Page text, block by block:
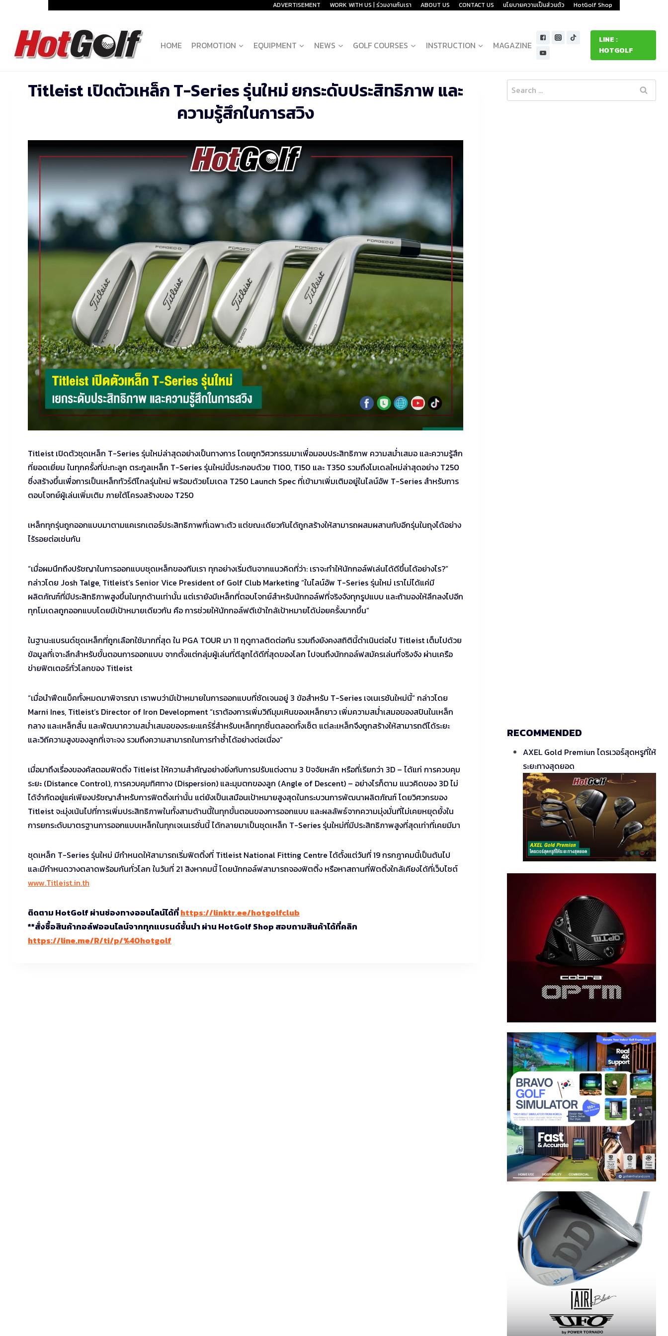
content
ADVERTISEMENT WORK WITH US | ร่วมงานกับเรา ABOUT US CONTACT US นโยบายความเป็นส่วนตัว HotGolf Shop
HOME PROMOTION EQUIPMENT NEWS GOLF COURSES INSTRUCTION MAGAZINE
LINE :
HOTGOLF
Titleist เปิดตัวเหล็ก T-Series รุ่นใหม่ ยกระดับประสิทธิภาพ และ
ความรู้สึกในการสวิง
Titleist เปิดตัวชุดเหล็ก T-Series รุ่นใหม่ล่าสุดอย่างเป็นทางการ โดยถูกวิศวกรรมมาเพื่อมอบประสิทธิภาพ ความสม่ำเสมอ และความรู้สึก
ที่ยอดเยี่ยม ในทุกครั้งที่ปะทะลูก ตระกูลเหล็ก T-Series รุ่นใหม่นี้ประกอบด้วย T100, T150 และ T350 รวมถึงโมเดลใหม่ล่าสุดอย่าง T250
ซึ่งสร้างขึ้นเพื่อการเป็นเหล็กทัวร์ตีไกลรุ่นใหม่ พร้อมด้วยโมเดล T250 Launch Spec ที่เข้ามาเพิ่มเติมอยู่ในไลน์อัพ T-Series สำหรับการ
ตอบโจทย์ผู้เล่นเพิ่มเติม ภายใต้โครงสร้างของ T250
เหล็กทุกรุ่นถูกออกแบบมาตามแคเรกเตอร์ประสิทธิภาพที่เฉพาะตัว แต่ขณะเดียวกันได้ถูกสร้างให้สามารถผสมผสานกับอีกรุ่นในถุงได้อย่าง
ไร้รอยต่อเช่นกัน
“เมื่อผมนึกถึงปรัชญาในการออกแบบชุดเหล็กของทีมเรา ทุกอย่างเริ่มต้นจากแนวคิดที่ว่า: เราจะทำให้นักกอล์ฟเล่นได้ดีขึ้นได้อย่างไร?”
กล่าวโดย Josh Talge, Titleist’s Senior Vice President of Golf Club Marketing “ในไลน์อัพ T-Series รุ่นใหม่ เราไม่ได้แค่มี
ผลิตภัณฑ์ที่มีประสิทธิภาพสูงขึ้นในทุกด้านเท่านั้น แต่เรายังมีเหล็กที่ตอบโจทย์สำหรับนักกอล์ฟที่จริงจังทุกรูปแบบ และถ้ามองให้ลึกลงไปอีก
ทุกโมเดลถูกออกแบบโดยมีเป้าหมายเดียวกัน คือ การช่วยให้นักกอล์ฟตีเข้าใกล้เป้าหมายได้บ่อยครั้งมากขึ้น”
ในฐานะแบรนด์ชุดเหล็กที่ถูกเลือกใช้มากที่สุด ใน PGA TOUR มา 11 ฤดูกาลติดต่อกัน รวมถึงยังคงสถิตินี้ดำเนินต่อไป Titleist เต็มไปด้วย
ข้อมูลที่เจาะลึกสำหรับขั้นตอนการออกแบบ จากตั้งแต่กลุ่มผู้เล่นที่ตีลูกได้ดีที่สุดของโลก ไปจนถึงนักกอล์ฟสมัครเล่นที่จริงจัง ผ่านเครือ
ข่ายฟิตเตอร์ทั่วโลกของ Titleist
“เมื่อนำฟีดแบ็คทั้งหมดมาพิจารณา เราพบว่ามีเป้าหมายในการออกแบบที่ชัดเจนอยู่ 3 ข้อสำหรับ T-Series เจเนเรชันใหม่นี้” กล่าวโดย
Marni Ines, Titleist’s Director of Iron Development “เราต้องการเพิ่มวิถีมุมเหินของเหล็กยาว เพิ่มความสม่ำเสมอของสปินในเหล็ก
กลาง และเหล็กสั้น และพัฒนาความสม่ำเสมอของระยะแคร์รี่สำหรับเหล็กทุกชิ้นตลอดทั้งเซ็ต แต่ละเหล็กจึงถูกสร้างให้สามารถตีได้ระยะ
และวิถีความสูงของลูกที่เจาะจง รวมถึงความสามารถในการทำซ้ำได้อย่างต่อเนื่อง”
เมื่อมาถึงเรื่องของคัสตอมฟิตติ้ง Titleist ให้ความสำคัญอย่างยิ่งกับการปรับแต่งตาม 3 ปัจจัยหลัก หรือที่เรียกว่า 3D – ได้แก่ การควบคุม
ระยะ (Distance Control), การควบคุมทิศทาง (Dispersion) และมุมตกของลูก (Angle of Descent) – อย่างไรก็ตาม แนวคิดของ 3D ไม่
ได้จำกัดอยู่แค่เพียงปรัชญาสำหรับการฟิตติ้งเท่านั้น แต่ยังเป็นเสมือนเป้าหมายสูงสุดในกระบวนการพัฒนาผลิตภัณฑ์ โดยวิศวกรของ
Titleist จะมุ่งเน้นไปที่การเพิ่มประสิทธิภาพในทั้งสามด้านนี้ในทุกขั้นตอนของการออกแบบ และผลลัพธ์จากความมุ่งมั่นที่ไม่เคยหยุดยั้งใน
การยกระดับมาตรฐานการออกแบบเหล็กในทุกเจเนเรชั่นนี้ ได้กลายมาเป็นชุดเหล็ก T-Series รุ่นใหม่ที่มีประสิทธิภาพสูงที่สุดเท่าที่เคยมีมา
ชุดเหล็ก T-Series รุ่นใหม่ มีกำหนดให้สามารถเริ่มฟิตติ้งที่ Titleist National Fitting Centre ได้ตั้งแต่วันที่ 19 กรกฎาคมนี้เป็นต้นไป
และมีกำหนดวางตลาดพร้อมกันทั่วโลก ในวันที่ 21 สิงหาคมนี้ โดยนักกอล์ฟสามารถจองฟิตติ้ง หรือหาสถานที่ฟิตติ้งใกล้เคียงได้ที่เว็บไซต์
www.Titleist.in.th
ติดตาม HotGolf ผ่านช่องทางออนไลน์ได้ที่https://linktr.ee/hotgolfclub
**สั่งซื้อสินค้ากอล์ฟออนไลน์จากทุกแบรนด์ชั้นนำ ผ่าน HotGolf Shop สอบถามสินค้าได้ที่คลิก
https://line.me/R/ti/p/%40hotgolf
Search
for:
RECOMMENDED
AXEL Gold Premiun ไดรเวอร์สุดหรูที่ให้
ระยะทางสุดยอด